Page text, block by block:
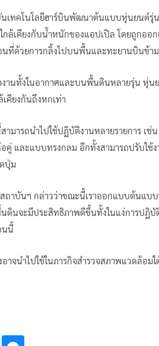
เทคโนโลยีฮาร์บินพัฒนาต้นแบบหุ่นยนต์รุ่
กล้เคียงกับน้ำหนักของแอปเปิล โดยถูกออ
นที่ด้วยการกลิ้งไปบนพื้นและทะยานบินข้า
นทั้งในอากาศและบนพื้นดินหลายรุ่น หุ่นย
คียงกันถึงหกเท่า
ามารถนำไปใช้ปฏิบัติงานหลายรายการ เช่
คู่ และแบบทรงกลม อีกทั้งสามารถปรับใช้
ปุ่ม
สถาบันฯ กล่าวว่าขณะนี้เราออกแบบต้นแ
ดินจะมีประสิทธิภาพดีขึ้นทั้งในแง่การปฏิ
นนี้
าจนำไปใช้ในภารกิจสำรวจสภาพแวดล้อ